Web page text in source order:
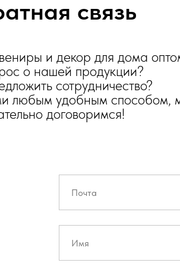
связь
и декор для дома
о нашей продукции?
сотрудничество?
любым удобным способом,
договоримся!